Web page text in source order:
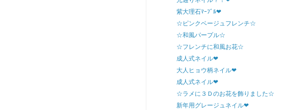
紫大理石ﾏｰﾌﾞﾙ❤
☆ピンクベージュフレンチ☆
☆和風パープル☆
☆フレンチに和風お花☆
成人式ネイル❤
大人ヒョウ柄ネイル❤
成人式ネイル❤
☆ラメに３Ｄのお花を飾りました☆
新年用グレージュネイル❤